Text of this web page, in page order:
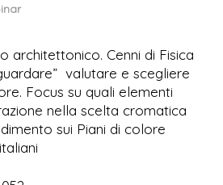
architettonico. Cenni di Fisica
valutare e scegliere
Focus su quali elementi
nella scelta cromatica
sui Piani di colore